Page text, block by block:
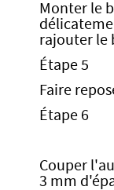
Monter le
rajouter le
Étape 5
Faire
Étape 6
Couper
3 mm